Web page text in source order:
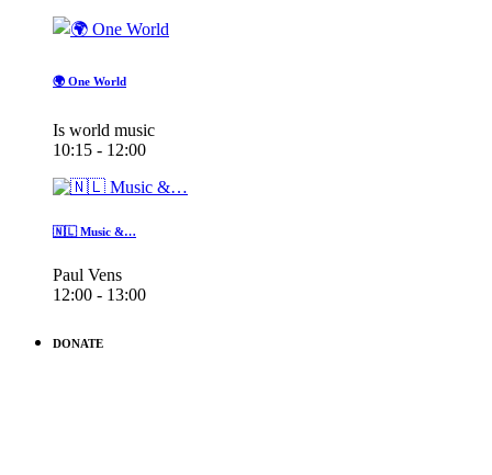
🌍 One World
Is world music
10:15 - 12:00
🇳🇱 Music &…
Paul Vens
12:00 - 13:00
DONATE